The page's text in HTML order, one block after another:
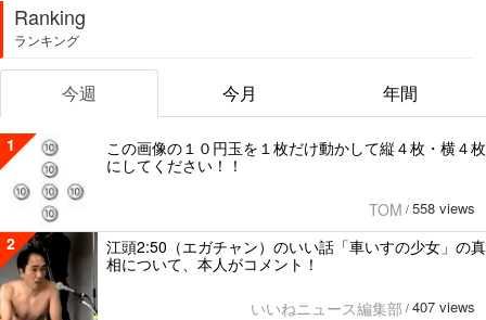
Ranking
ランキング
今週 今月 年間
1
この画像の１０円玉を１枚だけ動かして縦４枚・横４枚
にしてください！！
TOM / 558 views
2
江頭2:50（エガチャン）のいい話「車いすの少女」の真
相について、本人がコメント！
いいねニュース編集部 / 407 views